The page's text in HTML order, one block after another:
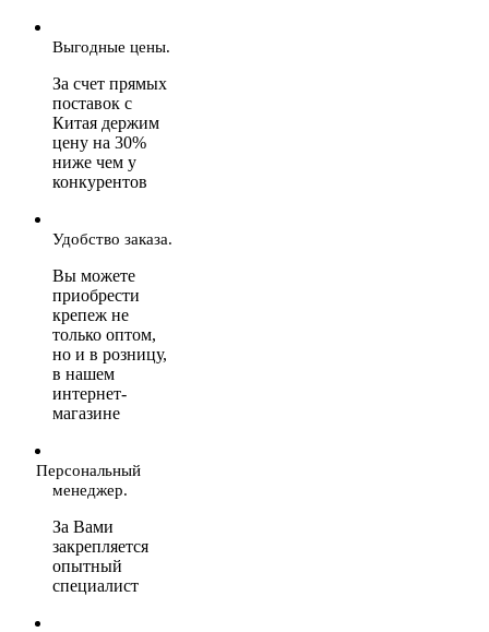
Выгодные цены.
За счет прямых
поставок с
Китая держим
цену на 30%
ниже чем у
конкурентов
Удобство заказа.
Вы можете
приобрести
крепеж не
только оптом,
но и в розницу,
в нашем
интернет-
магазине
Персональный
менеджер.
За Вами
закрепляется
опытный
специалист